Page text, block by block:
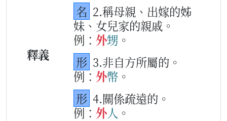
釋義
名 2.稱母親、出嫁的姊
妹、女兒家的親戚。
例： 外甥 。
形 3.非自方所屬的。
例： 外幣 。
形 4.關係疏遠的。
例： 外人 。